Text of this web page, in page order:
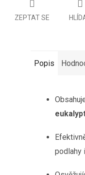
ZEPTAT SE
Popis
podlahy